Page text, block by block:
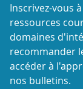
Inscrivez-vous
ressources
domaines
recommander
accéder à
nos bulletins.